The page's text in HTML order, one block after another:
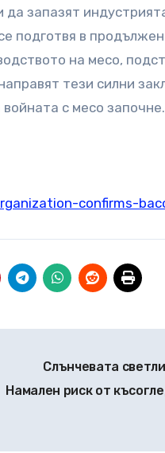
запазят
подготвя в
на месо,
тези силни
с месо започне.
confirms-
Слънчевата
Намален риск от